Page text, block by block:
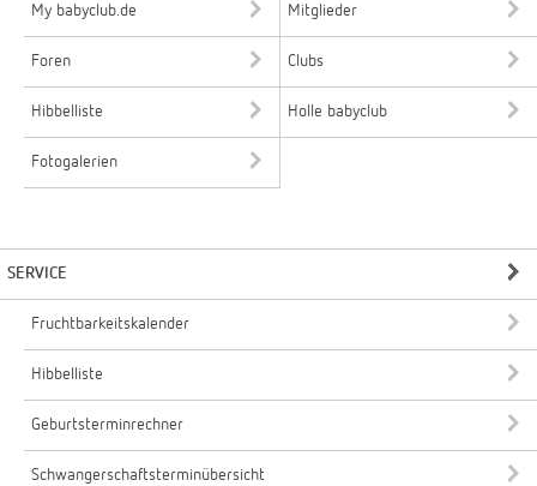
My babyclub.de Mitglieder
Foren Clubs
Hibbelliste Holle babyclub
Fotogalerien
SERVICE
Fruchtbarkeitskalender
Hibbelliste
Geburtsterminrechner
Schwangerschaftsterminübersicht